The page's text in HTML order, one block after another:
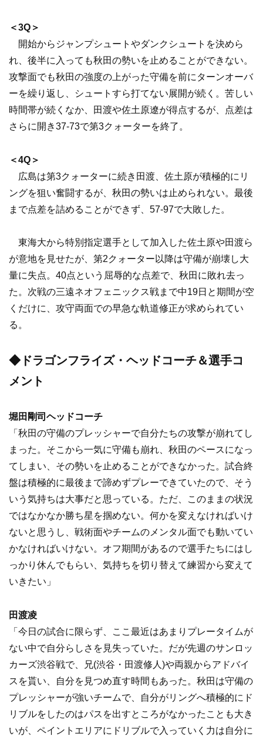
＜3Q＞
開始からジャンプシュートやダンクシュートを決めら
れ、後半に入っても秋田の勢いを止めることができない。
攻撃面でも秋田の強度の上がった守備を前にターンオーバ
ーを繰り返し、シュートすら打てない展開が続く。苦しい
時間帯が続くなか、田渡や佐土原遼が得点するが、点差は
さらに開き37-73で第3クォーターを終了。
＜4Q＞
広島は第3クォーターに続き田渡、佐土原が積極的にリ
ングを狙い奮闘するが、秋田の勢いは止められない。最後
まで点差を詰めることができず、57-97で大敗した。
東海大から特別指定選手として加入した佐土原や田渡ら
が意地を見せたが、第2クォーター以降は守備が崩壊し大
量に失点。40点という屈辱的な点差で、秋田に敗れ去っ
た。次戦の三遠ネオフェニックス戦まで中19日と期間が空
くだけに、攻守両面での早急な軌道修正が求められてい
る。
◆ドラゴンフライズ・ヘッドコーチ＆選手コ
メント
堀田剛司ヘッドコーチ
「秋田の守備のプレッシャーで自分たちの攻撃が崩れてし
まった。そこから一気に守備も崩れ、秋田のペースになっ
てしまい、その勢いを止めることができなかった。試合終
盤は積極的に最後まで諦めずプレーできていたので、そう
いう気持ちは大事だと思っている。ただ、このままの状況
ではなかなか勝ち星を掴めない。何かを変えなければいけ
ないと思うし、戦術面やチームのメンタル面でも動いてい
かなければいけない。オフ期間があるので選手たちにはし
っかり休んでもらい、気持ちを切り替えて練習から変えて
いきたい」
田渡凌
「今日の試合に限らず、ここ最近はあまりプレータイムが
ない中で自分らしさを見失っていた。だが先週のサンロッ
カーズ渋谷戦で、兄(渋谷・田渡修人)や両親からアドバイ
スを貰い、自分を見つめ直す時間もあった。秋田は守備の
プレッシャーが強いチームで、自分がリングへ積極的にド
リブルをしたのはパスを出すところがなかったことも大き
いが、ペイントエリアにドリブルで入っていく力は自分に